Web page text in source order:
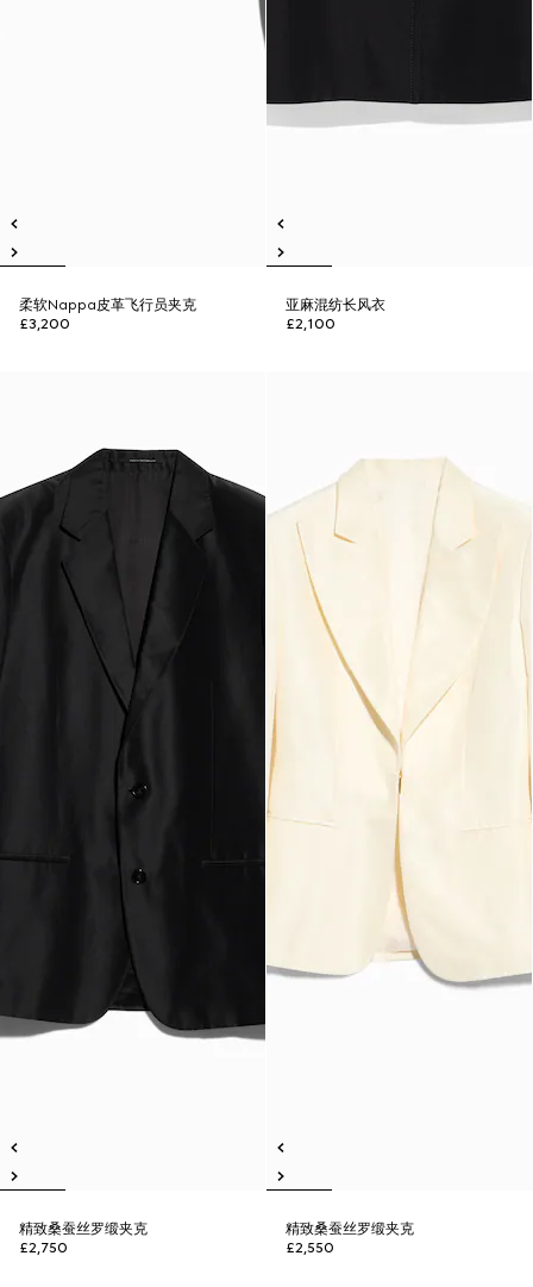
柔软Nappa皮革飞行员夹克
£3,200
亚麻混纺长风衣
£2,100
精致桑蚕丝罗缎夹克
£2,750
精致桑蚕丝罗缎夹克
£2,550